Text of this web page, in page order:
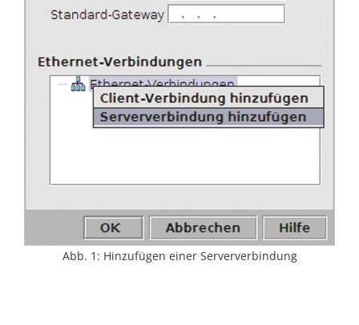
Abb. 1: Hinzufügen einer Serververbindung